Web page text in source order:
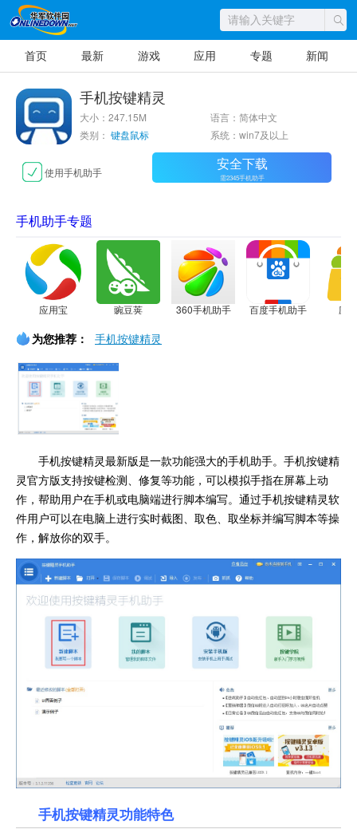
首页 最新 游戏 应用 专题 新闻
手机按键精灵
大小：247.15M
语言：简体中文
类别： 键盘鼠标 系统：win7及以上
使用手机助手 安全下载
需2345手机助手
手机助手专题
应用宝 豌豆荚 360手机助手 百度手机助手 应
为您推荐： 手机按键精灵
手机按键精灵最新版是一款功能强大的手机助手。手机按键精
灵官方版支持按键检测、修复等功能，可以模拟手指在屏幕上动
作，帮助用户在手机或电脑端进行脚本编写。通过手机按键精灵软
件用户可以在电脑上进行实时截图、取色、取坐标并编写脚本等操
作，解放你的双手。
手机按键精灵功能特色